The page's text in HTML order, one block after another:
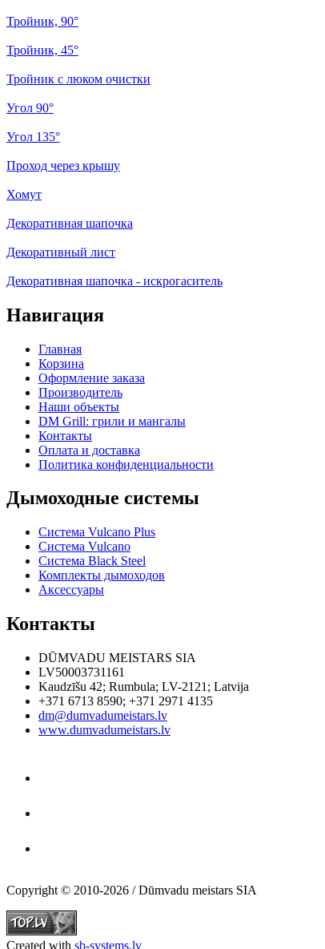
Тройник, 90°
Тройник, 45°
Тройник с люком очистки
Угол 90°
Угол 135°
Проход через крышу
Хомут
Декоративная шапочка
Декоративный лист
Декоративная шапочка - искрогаситель
Навигация
Главная
Корзина
Оформление заказа
Производитель
Наши объекты
DM Grill: грили и мангалы
Контакты
Оплата и доставка
Политика конфиденциальности
Дымоходные системы
Система Vulcano Plus
Система Vulcano
Система Black Steel
Комплекты дымоходов
Аксессуары
Контакты
DŪMVADU MEISTARS SIA
LV50003731161
Kaudzīšu 42; Rumbula; LV-2121 ; Latvija
+371 6713 8590; +371 2971 4135
dm@dumvadumeistars.lv
www.dumvadumeistars.lv
Copyright © 2010-2026 / Dūmvadu meistars SIA
Created with sb-systems.lv